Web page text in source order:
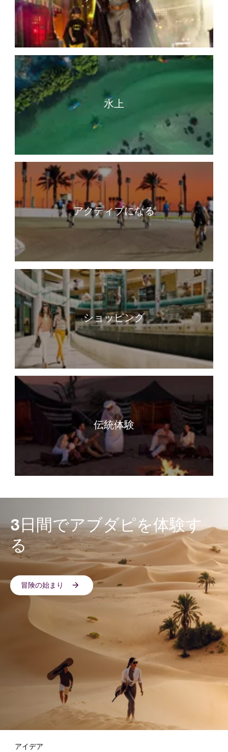
水上
アクティブになる
ショッピング
伝統体験
3日間でアブダピを体験す
る
冒険の始まり
アイデア